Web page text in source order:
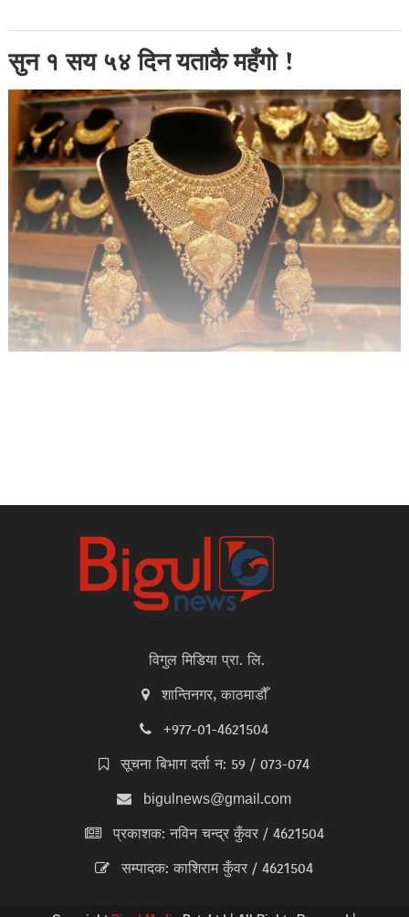
सुन १ सय ५४ दिन यताकै महँगो !
विगुल मिडिया प्रा. लि.
शान्तिनगर, काठमाडौँ
+977-01-4621504
सूचना बिभाग दर्ता न: 59 / 073-074
bigulnews@gmail.com
प्रकाशक: नविन चन्द्र कुँवर / 4621504
सम्पादक: काशिराम कुँवर / 4621504